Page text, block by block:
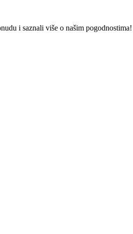
i saznali više o našim pogodnostima!